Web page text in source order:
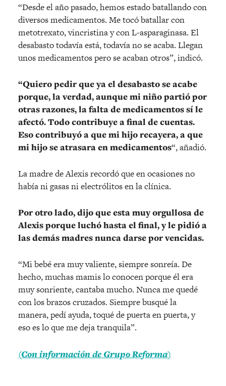
“Desde el año pasado, hemos estado batallando con
diversos medicamentos. Me tocó batallar con
metotrexato, vincristina y con L-asparaginasa. El
desabasto todavía está, todavía no se acaba. Llegan
unos medicamentos pero se acaban otros”, indicó.
“Quiero pedir que ya el desabasto se acabe
porque, la verdad, aunque mi niño partió por
otras razones, la falta de medicamentos sí le
afectó. Todo contribuye a final de cuentas.
Eso contribuyó a que mi hijo recayera, a que
mi hijo se atrasara en medicamentos“, añadió.
La madre de Alexis recordó que en ocasiones no
había ni gasas ni electrólitos en la clínica.
Por otro lado, dijo que esta muy orgullosa de
Alexis porque luchó hasta el final, y le pidió a
las demás madres nunca darse por vencidas.
“Mi bebé era muy valiente, siempre sonreía. De
hecho, muchas mamis lo conocen porque él era
muy sonriente, cantaba mucho. Nunca me quedé
con los brazos cruzados. Siempre busqué la
manera, pedí ayuda, toqué de puerta en puerta, y
eso es lo que me deja tranquila”.
(Con información de Grupo Reforma)